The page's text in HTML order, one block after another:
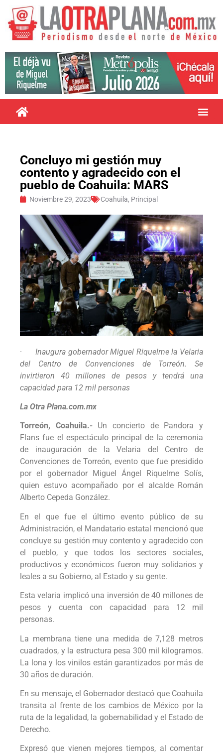
Concluyo mi gestión muy
contento y agradecido con el
pueblo de Coahuila: MARS
Noviembre 29, 2023 Coahuila, Principal
·Inaugura gobernador Miguel Riquelme la Velaria
del Centro de Convenciones de Torreón.
Se
invirtieron 40 millones de pesos y tendrá una
capacidad para 12 mil personas
La Otra Plana.com.mx
Torreón, Coahuila.-Un concierto de Pandora y
Flans fue el espectáculo principal de la ceremonia
de inauguración de la Velaria del Centro de
Convenciones de Torreón, evento que fue presidido
por el gobernador Miguel Ángel Riquelme Solís,
quien estuvo acompañado por el alcalde Román
Alberto Cepeda González.
En el que fue el último evento público de su
Administración, el Mandatario estatal mencionó que
concluye su gestión muy contento y agradecido con
el pueblo, y que todos los sectores sociales,
productivos y económicos fueron muy solidarios y
leales a su Gobierno, al Estado y su gente.
Esta velaria implicó una inversión de 40 millones de
pesos y cuenta con capacidad para 12 mil
personas.
La membrana tiene una medida de 7,128 metros
cuadrados, y la estructura pesa 300 mil kilogramos.
La lona y los vinilos están garantizados por más de
30 años de duración.
En su mensaje, el Gobernador destacó que Coahuila
transita al frente de los cambios de México por la
ruta de la legalidad, la gobernabilidad y el Estado de
Derecho.
Expresó que vienen mejores tiempos, al comentar